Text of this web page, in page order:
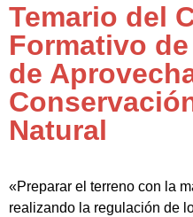
Temario del
Formativo
de
Natural
«Preparar el terreno con la
realizando la regulación de